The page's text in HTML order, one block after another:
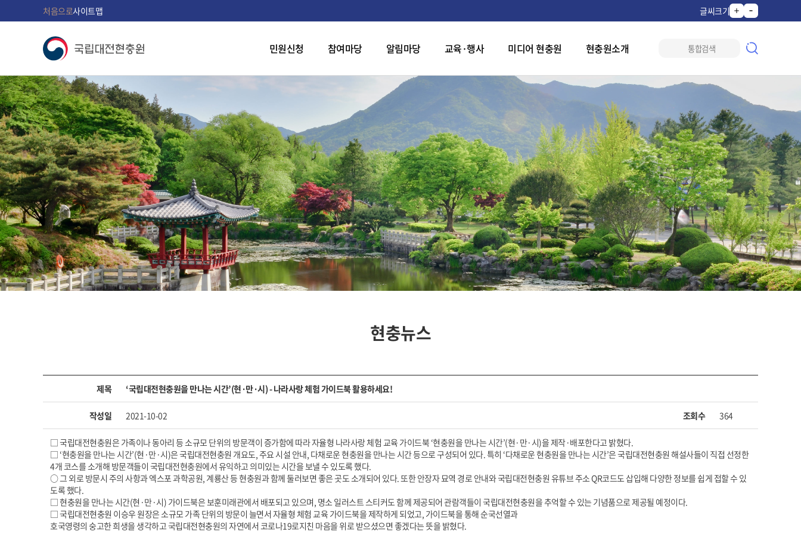
처음으로사이트맵 글씨크기
민원신청 참여마당 알림마당 교육·행사 미디어 현충원 현충원소개
현충뉴스
제목 ‘국립대전현충원을 만나는 시간’(현·만·시) - 나라사랑 체험 가이드북 활용하세요!
작성일 2021-10-02 조회수 364
□ 국립대전현충원은 가족이나 동아리 등 소규모 단위의 방문객이 증가함에 따라 자율형 나라사랑 체험 교육 가이드북 ‘현충원을 만나는 시간’(현·만·시)을 제작·배포한다고 밝혔다.
□ ‘현충원을 만나는 시간’(현·만·시)은 국립대전현충원 개요도, 주요 시설 안내, 다채로운 현충원을 만나는 시간 등으로 구성되어 있다. 특히 ‘다채로운 현충원을 만나는 시간’은 국립대전현충원 해설사들이 직접 선정한
4개 코스를 소개해 방문객들이 국립대전현충원에서 유익하고 의미있는 시간을 보낼 수 있도록 했다.
○ 그 외로 방문시 주의 사항과 엑스포 과학공원, 계룡산 등 현충원과 함께 둘러보면 좋은 곳도 소개되어 있다. 또한 안장자 묘역 경로 안내와 국립대전현충원 유튜브 주소 QR코드도 삽입해 다양한 정보를 쉽게 접할 수 있
도록 했다.
□ 현충원을 만나는 시간(현·만·시) 가이드북은 보훈미래관에서 배포되고 있으며, 명소 일러스트 스티커도 함께 제공되어 관람객들이 국립대전현충원을 추억할 수 있는 기념품으로 제공될 예정이다.
□ 국립대전현충원 이승우 원장은 소규모 가족 단위의 방문이 늘면서 자율형 체험 교육 가이드북을 제작하게 되었고, 가이드북을 통해 순국선열과
호국영령의 숭고한 희생을 생각하고 국립대전현충원의 자연에서 코로나19로지친 마음을 위로 받으셨으면 좋겠다는 뜻을 밝혔다.